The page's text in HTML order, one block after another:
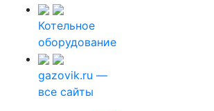
Котельное
оборудование
gazovik.ru —
все сайты